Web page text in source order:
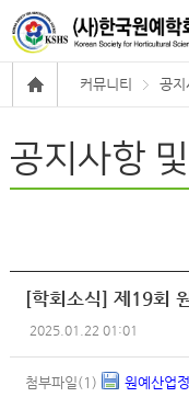
커뮤니티 공지
공지사항
[학회소식] 제19회
2025.01.22 01:01
첨부파일(1) 원예산업